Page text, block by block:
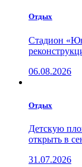
Отдых
Стадион
06.08.2026
Отдых
Детскую
открыть в
31.07.2026